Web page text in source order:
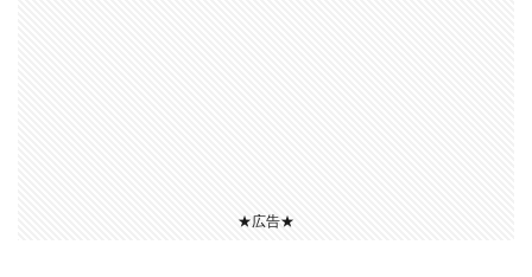
★広告★